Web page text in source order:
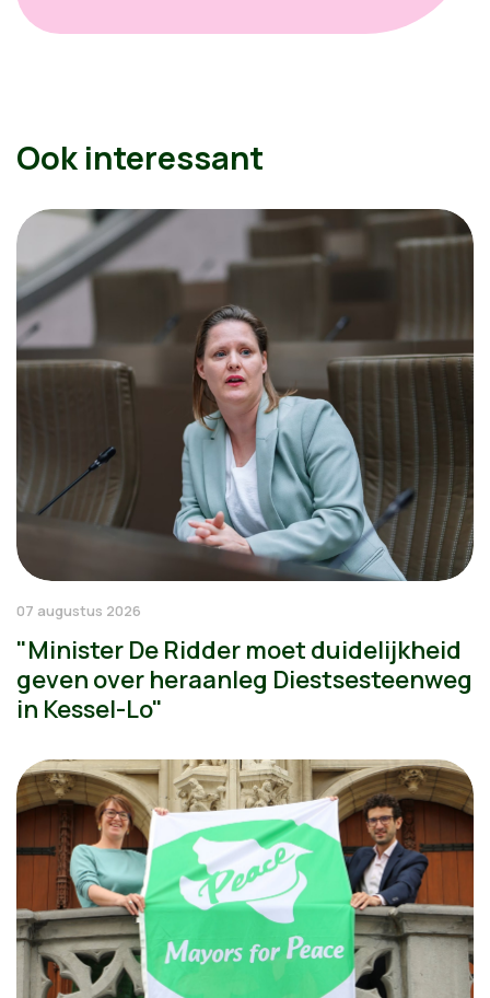
Ook interessant
07 augustus 2026
"Minister De Ridder moet duidelijkheid
geven over heraanleg Diestsesteenweg
in Kessel-Lo"